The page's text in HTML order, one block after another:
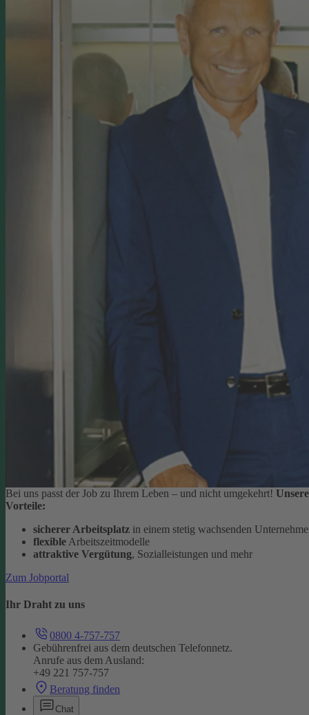
Bei uns passt der Job zu Ihrem Leben – und nicht umgekehrt! Unsere
Vorteile:
sicherer Arbeitsplatz in einem stetig wachsenden
flexible Arbeitszeitmodelle
attraktive Vergütung, Sozialleistungen und mehr
Zum Jobportal
Ihr Draht zu uns
0800 4-757-757
Gebührenfrei aus dem deutschen Telefonnetz.
Anrufe aus dem Ausland:
+49 221 757-757
Beratung finden
Chat